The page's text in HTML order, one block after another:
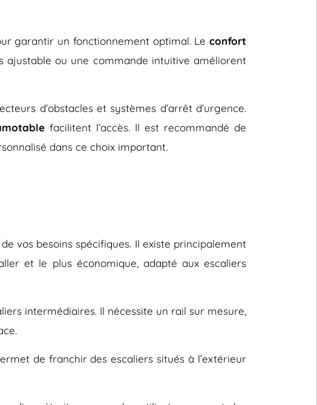
garantir un fonctionnement optimal. Le confort
ajustable ou une commande intuitive améliorent
d’obstacles et systèmes d’arrêt d’urgence.
facilitent l’accès. Il est recommandé de
dans ce choix important.
vos besoins spécifiques. Il existe principalement
et le plus économique, adapté aux escaliers
intermédiaires. Il nécessite un rail sur mesure,
de franchir des escaliers situés à l’extérieur